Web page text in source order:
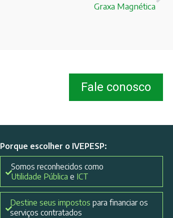
Graxa Magnética
Fale conosco
Porque escolher o IVEPESP:
Somos reconhecidos como
Utilidade Pública e ICT
Destine seus impostos para financiar os
serviços contratados